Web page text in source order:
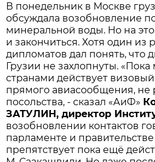
В понедельник в Москве
обсуждала возобновление
минеральной воды. Но на
и закончиться. Хотя один из
дипломатов дал понять, что
Грузии не захлопнуты.
странами действует
прямого авиасообщения, не
посольства, - сказал «АиФ»
ЗАТУЛИН, директор
возобновлении контактов
парламенте и
препятствует пока ещё